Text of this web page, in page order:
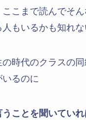
ここまで読んでそ
もいるかも知れな
時代のクラスの
るのに
うことを聞いてい